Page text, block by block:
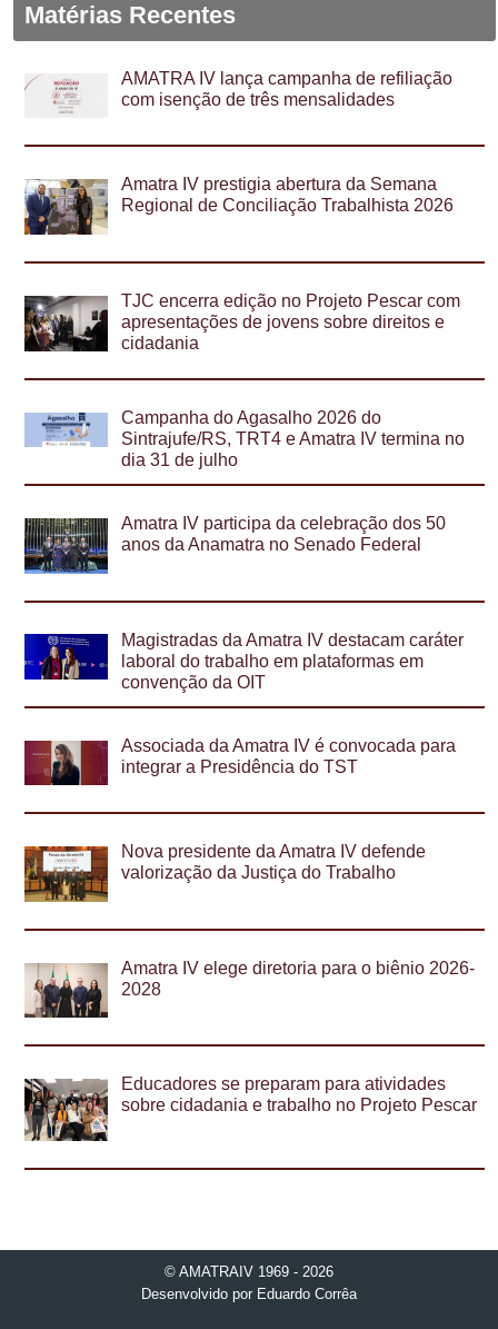
Matérias Recentes
AMATRA IV lança campanha de refiliação
com isenção de três mensalidades
Amatra IV prestigia abertura da Semana
Regional de Conciliação Trabalhista 2026
TJC encerra edição no Projeto Pescar com
apresentações de jovens sobre direitos e
cidadania
Campanha do Agasalho 2026 do
Sintrajufe/RS, TRT4 e Amatra IV termina no
dia 31 de julho
Amatra IV participa da celebração dos 50
anos da Anamatra no Senado Federal
Magistradas da Amatra IV destacam caráter
laboral do trabalho em plataformas em
convenção da OIT
Associada da Amatra IV é convocada para
integrar a Presidência do TST
Nova presidente da Amatra IV defende
valorização da Justiça do Trabalho
Amatra IV elege diretoria para o biênio 2026-
2028
Educadores se preparam para atividades
sobre cidadania e trabalho no Projeto Pescar
© AMATRAIV 1969 - 2026
Desenvolvido por Eduardo Corrêa